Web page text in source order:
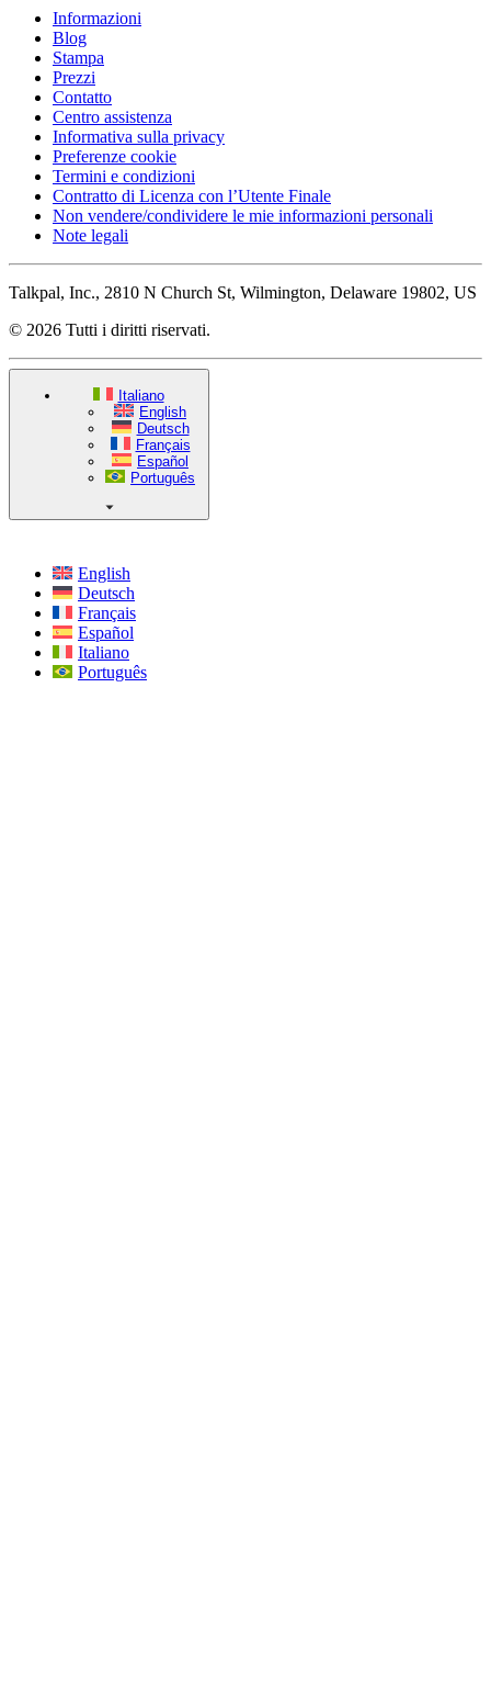
Informazioni
Blog
Stampa
Prezzi
Contatto
Centro assistenza
Informativa sulla privacy
Preferenze cookie
Termini e condizioni
Contratto di Licenza con l’Utente Finale
Non vendere/condividere le mie informazioni personali
Note legali
Talkpal, Inc., 2810 N Church St, Wilmington, Delaware 19802, US
© 2026 Tutti i diritti riservati.
Italiano
English
Deutsch
Français
Español
Português
English
Deutsch
Français
Español
Italiano
Português